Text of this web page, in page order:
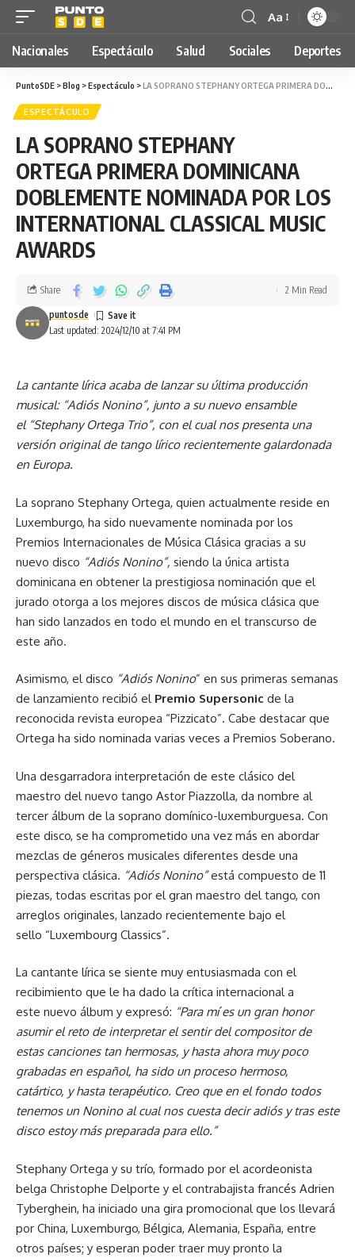
Aa
Nacionales Espectáculo Salud Sociales Deportes
PuntoSDE >Blog >Espectáculo >LA SOPRANO STEPHANY ORTEGA PRIMERA DOMINICANA DOBLEMENTE NOMINADA POR LOS INTERNATIONAL CLASSICAL MUSIC AWARDS
ESPECTÁCULO
LA SOPRANO STEPHANY
ORTEGA PRIMERA DOMINICANA
DOBLEMENTE NOMINADA POR LOS
INTERNATIONAL CLASSICAL MUSIC
AWARDS
Last updated: 2024/12/10 at 7:41 PM
puntosde
Share 2 Min Read
La cantante lírica acaba de lanzar su última producción
musical: “Adiós Nonino”, junto a su nuevo ensamble
el “Stephany Ortega Trio”, con el cual nos presenta una
versión original de tango lírico recientemente galardonada
en Europa.
La soprano Stephany Ortega, quien actualmente reside en
Luxemburgo, ha sido nuevamente nominada por los
Premios Internacionales de Música Clásica gracias a su
nuevo disco “Adiós Nonino”, siendo la única artista
dominicana en obtener la prestigiosa nominación que el
jurado otorga a los mejores discos de música clásica que
han sido lanzados en todo el mundo en el transcurso de
este año.
Asimismo, el disco “Adiós Nonino” en sus primeras semanas
de lanzamiento recibió el Premio Supersonic de la
reconocida revista europea “Pizzicato”. Cabe destacar que
Ortega ha sido nominada varias veces a Premios Soberano.
Una desgarradora interpretación de este clásico del
maestro del nuevo tango Astor Piazzolla, da nombre al
tercer álbum de la soprano domínico-luxemburguesa. Con
este disco, se ha comprometido una vez más en abordar
mezclas de géneros musicales diferentes desde una
perspectiva clásica. “Adiós Nonino”está compuesto de 11
piezas, todas escritas por el gran maestro del tango, con
arreglos originales, lanzado recientemente bajo el
sello “Luxembourg Classics”.
La cantante lírica se siente muy entusiasmada con el
recibimiento que le ha dado la crítica internacional a
este nuevo álbum y expresó: “Para mí es un gran honor
asumir el reto de interpretar el sentir del compositor de
estas canciones tan hermosas, y hasta ahora muy poco
grabadas en español, ha sido un proceso hermoso,
catártico, y hasta terapéutico. Creo que en el fondo todos
tenemos un Nonino al cual nos cuesta decir adiós y tras este
disco estoy más preparada para ello.”
Stephany Ortega y su trío, formado por el acordeonista
belga Christophe Delporte y el contrabajista francés Adrien
Tyberghein, ha iniciado una gira promocional que los llevará
por China, Luxemburgo, Bélgica, Alemania, España, entre
otros países; y esperan poder traer muy pronto la